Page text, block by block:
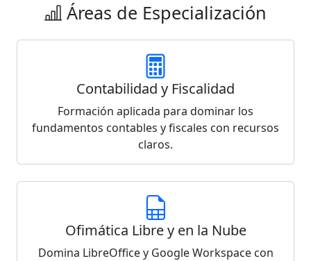
Áreas de Especialización
Contabilidad y Fiscalidad
Formación aplicada para dominar los
fundamentos contables y fiscales con recursos
claros.
Ofimática Libre y en la Nube
Domina LibreOffice y Google Workspace con